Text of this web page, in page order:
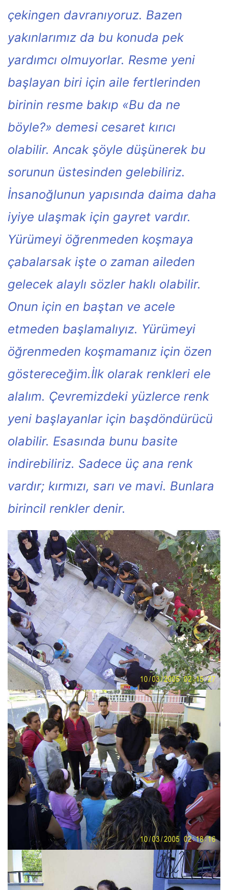
çekingen davranıyoruz. Bazen
yakınlarımız da bu konuda pek
yardımcı olmuyorlar. Resme yeni
başlayan biri için aile fertlerinden
birinin resme bakıp «Bu da ne
böyle?» demesi cesaret kırıcı
olabilir. Ancak şöyle düşünerek bu
sorunun üstesinden gelebiliriz.
İnsanoğlunun yapısında daima daha
iyiye ulaşmak için gayret vardır.
Yürümeyi öğrenmeden koşmaya
çabalarsak işte o zaman aileden
gelecek alaylı sözler haklı olabilir.
Onun için en baştan ve acele
etmeden başlamalıyız. Yürümeyi
öğrenmeden koşmamanız için özen
göstereceğim.İlk olarak renkleri ele
alalım. Çevremizdeki yüzlerce renk
yeni başlayanlar için başdöndürücü
olabilir. Esasında bunu basite
indirebiliriz. Sadece üç ana renk
vardır; kırmızı, sarı ve mavi. Bunlara
birincil renkler denir.